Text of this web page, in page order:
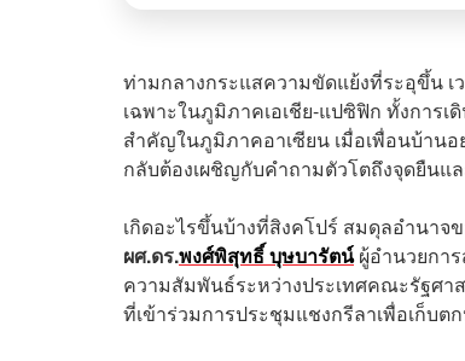
ท่ามกลางกระแสความขัดแย้งที่ระอุขึ้น เ
เฉพาะในภูมิภาคเอเชีย-แปซิฟิก ทั้งการ
สำคัญในภูมิภาคอาเซียน เมื่อเพื่อนบ้านอย่
กลับต้องเผชิญกับคำถามตัวโตถึงจุดยืนแ
เกิดอะไรขึ้นบ้างที่สิงคโปร์ สมดุลอำนาจ
ผศ.ดร.พงศ์พิสุทธิ์ บุษบารัตน์ผู้อำนวยกา
ความสัมพันธ์ระหว่างประเทศคณะรัฐศา
ที่เข้าร่วมการประชุมแชงกรีลาเพื่อเก็บต